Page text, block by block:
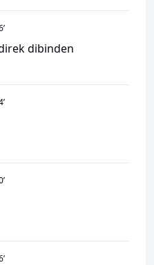
’
dibinden
’
’
’